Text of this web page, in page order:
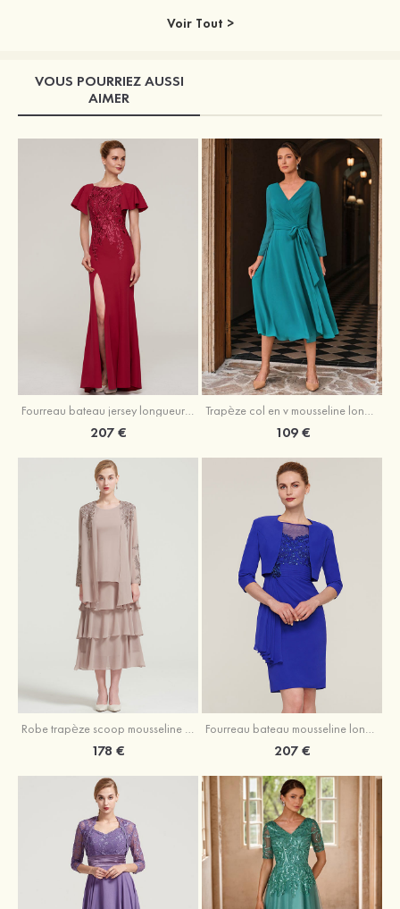
Voir Tout >
VOUS POURRIEZ AUSSI
AIMER
207 € 109 €
Robe trapèze scoop mousseline longueur mollet robe de mère de la mariée avec appliqué volants veste
178 €
Fourreau bateau mousseline longueur genou robe de mère de la mariée avec appliqué perle plissé veste
207 €